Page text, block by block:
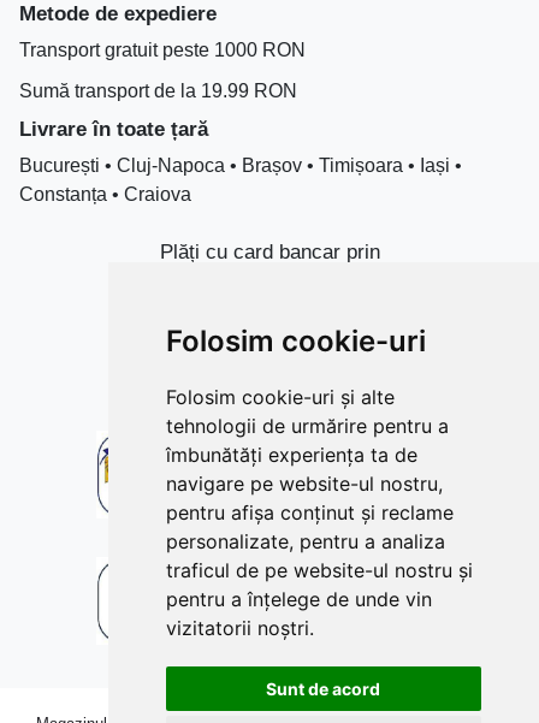
Folosim cookie-uri
Folosim cookie-uri și alte
tehnologii de urmărire pentru a
îmbunătăți experiența ta de
navigare pe website-ul nostru,
pentru afișa conținut și reclame
personalizate, pentru a analiza
traficul de pe website-ul nostru și
pentru a înțelege de unde vin
vizitatorii noștri.
Sunt de acord
Metode de expediere
Transport gratuit peste 1000 RON
Sumă transport de la 19.99 RON
Livrare în toate țară
București • Cluj-Napoca • Brașov • Timișoara • Iași •
Constanța • Craiova
Plăți cu card bancar prin
Copyright © 2009-2026 betoniera-roaba.ro. Toate drepturile